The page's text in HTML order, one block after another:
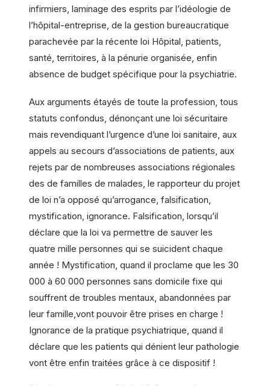
infirmiers, laminage des esprits par l’idéologie de
l’hôpital-entreprise, de la gestion bureaucratique
parachevée par la récente loi Hôpital, patients,
santé, territoires, à la pénurie organisée, enfin
absence de budget spécifique pour la psychiatrie.
Aux arguments étayés de toute la profession, tous
statuts confondus, dénonçant une loi sécuritaire
mais revendiquant l’urgence d’une loi sanitaire, aux
appels au secours d’associations de patients, aux
rejets par de nombreuses associations régionales
des de familles de malades, le rapporteur du projet
de loi n’a opposé qu’arrogance, falsification,
mystification, ignorance. Falsification, lorsqu’il
déclare que la loi va permettre de sauver les
quatre mille personnes qui se suicident chaque
année ! Mystification, quand il proclame que les 30
000 à 60 000 personnes sans domicile fixe qui
souffrent de troubles mentaux, abandonnées par
leur famille,vont pouvoir être prises en charge !
Ignorance de la pratique psychiatrique, quand il
déclare que les patients qui dénient leur pathologie
vont être enfin traitées grâce à ce dispositif !